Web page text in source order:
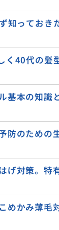
知っておき
く40代の髪
基本の知識
防のための
げ対策。特
めかみ薄毛